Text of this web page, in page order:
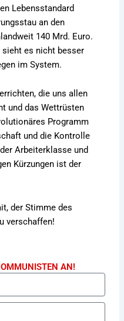
Lebensstandard
an den
140 Mrd. Euro.
sieht es nicht besser
im System.
die uns allen
und das Wettrüsten
Programm
und die Kontrolle
Arbeiterklasse und
Kürzungen ist der
der Stimme des
verschaffen!
AN!